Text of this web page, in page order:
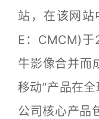
站，在该网站
E：CMCM)于
牛影像合并而
移动”产品在
公司核心产品